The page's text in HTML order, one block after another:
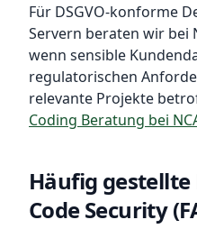
Für DSGVO-konforme
Servern beraten wir bei
wenn sensible
regulatorischen
relevante Projekte
Coding Beratung bei
Häufig gestellte
Code Security